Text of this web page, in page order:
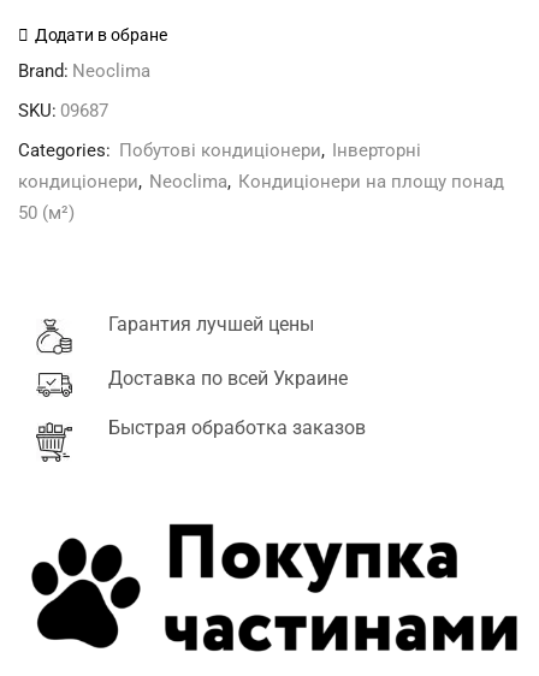
Додати в обране
Brand: Neoclima
SKU: 09687
Categories: Побутові кондиціонери, Інверторні
кондиціонери, Neoclima, Кондиціонери на площу понад
50 (м²)
Гарантия лучшей цены
Доставка по всей Украине
Быстрая обработка заказов